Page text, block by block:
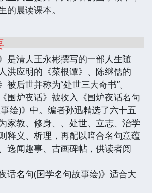
的晨读课本。
是清人王永彬撰写的一部人生随
洪应明的《菜根谭》、陈继儒的
被后世并称为“处世三大奇书”。
炉夜话》被收入《围炉夜话名句
绘)》中。编者孙迅精选了六十五
家教、修身、、处世、立志、治学
释义、析理，再配以暗合名句意蕴
逸闻趣事、古画碑帖，供读者阅
名句(国学名句故事绘)》适合大